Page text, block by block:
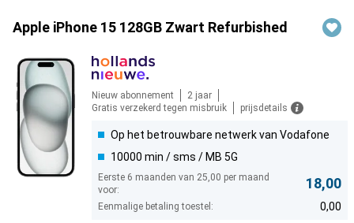
Apple iPhone 15 128GB Zwart Refurbished
Nieuw abonnement
2 jaar
Gratis verzekerd tegen misbruik
prijsdetails
Op het betrouwbare netwerk van Vodafone
10000 min / sms / MB 5G
Eerste 6 maanden van 25,00 per maand
voor:
18,00
Eenmalige betaling toestel: 0,00